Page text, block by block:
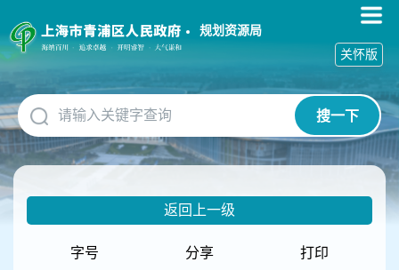
障
碍
作
说
明
跳
到
网
规划资源局
搜一下
关怀版
返回上一级
字号
分享 打印